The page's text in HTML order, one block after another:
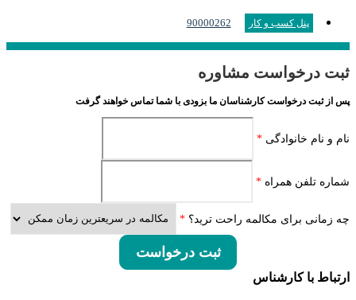
پنل کسب و کار 90000262
ثبت درخواست مشاوره
پس از ثبت درخواست کارشناسان ما بزودی با شما تماس خواهند گرفت
نام و نام خانوادگی *
شماره تلفن همراه *
چه زمانی برای مکالمه راحت ترید؟ *
ثبت درخواست
ارتباط با کارشناس